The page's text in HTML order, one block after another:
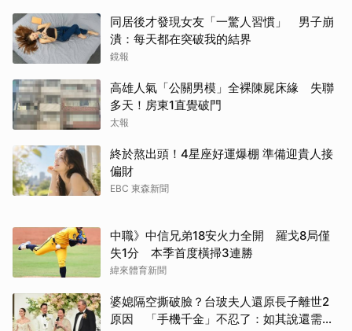
同居後才發現女友「一驚人習慣」 男子崩
潰：每天都在突破我的結界
鏡報
高雄人氣「公關男模」全裸陳屍床緣 失聯
多天！房東1直覺破門
太報
終於熬出頭！4星座好運爆棚 準備迎貴人接
偏財
EBC 東森新聞
中職》中信兄弟18安火力全開 羅戈8局僅
失1分 本季首度橫掃3連勝
緯來體育新聞
婆媳隔空撕破臉？台玻夫人還原長子離世2
原因 「手機千金」不忍了：如其說還需要